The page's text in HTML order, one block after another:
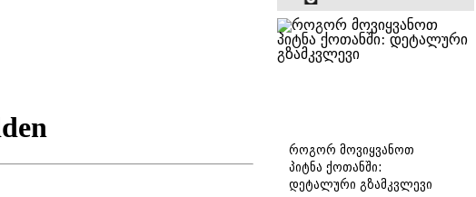
როგორ მოვიყვანოთ
პიტნა ქოთანში:
დეტალური გზამკვლევი